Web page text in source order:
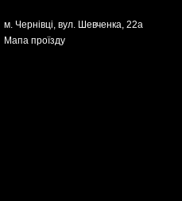
м. Чернівці, вул. Шевченка, 22а
Мапа проїзду